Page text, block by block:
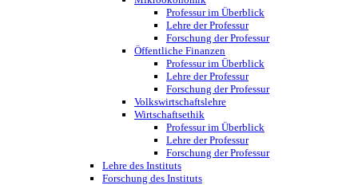
Professur im Überblick
Lehre der Professur
Forschung der Professur
Öffentliche Finanzen
Professur im Überblick
Lehre der Professur
Forschung der Professur
Volkswirtschaftslehre
Wirtschaftsethik
Professur im Überblick
Lehre der Professur
Forschung der Professur
Lehre des Instituts
Forschung des Instituts